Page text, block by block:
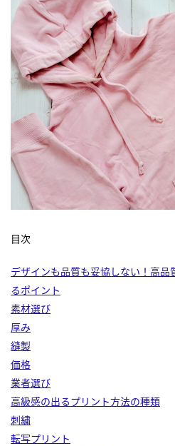
目次
デザインも品質も妥協しない！高
るポイント
素材選び
厚み
縫製
価格
業者選び
高級感の出るプリント方法の種類
刺繍
転写プリント